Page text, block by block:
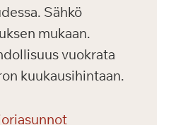
Sähkö
mukaan.
vuokrata
kuukausihintaan.